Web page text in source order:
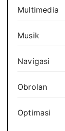
Multimedia
Musik
Navigasi
Obrolan
Optimasi